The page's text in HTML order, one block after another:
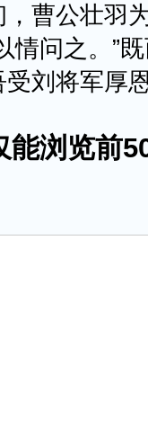
曹公壮羽
情问之。”
刘将军厚
浏览前